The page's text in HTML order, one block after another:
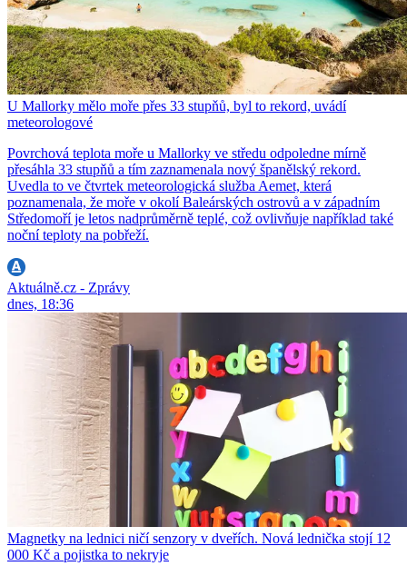
U Mallorky mělo moře přes 33 stupňů, byl to rekord, uvádí
meteorologové
Povrchová teplota moře u Mallorky ve středu odpoledne mírně
přesáhla 33 stupňů a tím zaznamenala nový španělský rekord.
Uvedla to ve čtvrtek meteorologická služba Aemet, která
poznamenala, že moře v okolí Baleárských ostrovů a v západním
Středomoří je letos nadprůměrně teplé, což ovlivňuje například také
noční teploty na pobřeží.
Aktuálně.cz - Zprávy
dnes, 18:36
Magnetky na lednici ničí senzory v dveřích. Nová lednička stojí 12
000 Kč a pojistka to nekryje